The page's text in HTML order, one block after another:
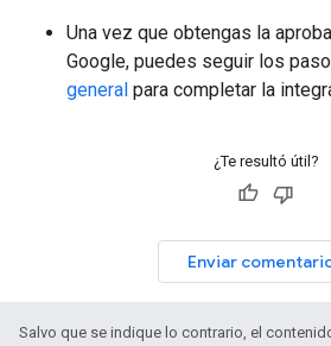
Una vez que obtengas la
Google, puedes seguir los
general para completar la
¿Te resultó útil?
Enviar
Salvo que se indique lo contrario, el